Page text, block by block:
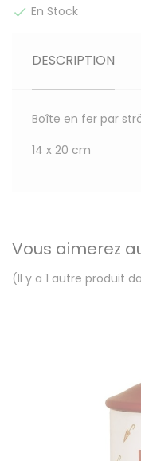
 En Stock
DESCRIPTION
Boîte en fer par
14 x 20 cm
Vous aimerez
(Il y a 1 autre produit